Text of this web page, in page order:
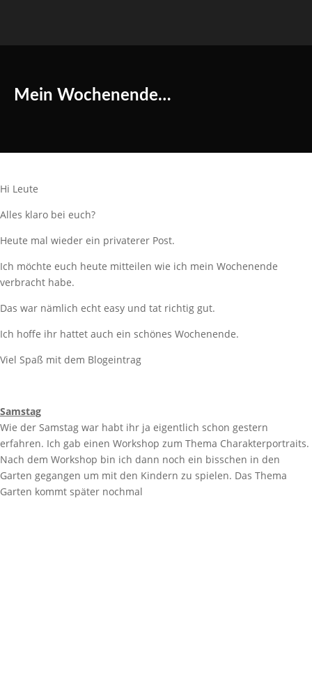
Mein Wochenende…
Hi Leute
Alles klaro bei euch?
Heute mal wieder ein privaterer Post.
Ich möchte euch heute mitteilen wie ich mein Wochenende
verbracht habe.
Das war nämlich echt easy und tat richtig gut.
Ich hoffe ihr hattet auch ein schönes Wochenende.
Viel Spaß mit dem Blogeintrag
Samstag
Wie der Samstag war habt ihr ja eigentlich schon gestern
erfahren. Ich gab einen Workshop zum Thema Charakterportraits.
Nach dem Workshop bin ich dann noch ein bisschen in den
Garten gegangen um mit den Kindern zu spielen. Das Thema
Garten kommt später nochmal